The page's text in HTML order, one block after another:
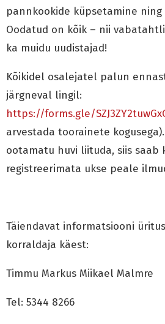
pannkookide küpsetamine
Oodatud on kõik – nii
ka muidu uudistajad!
Kõikidel osalejatel palun
järgneval lingil:
https://forms.gle/
arvestada toorainete
ootamatu huvi liituda, siis saab
registreerimata ukse peale
Täiendavat informatsiooni
korraldaja käest:
Timmu Markus Miikael Malmre
Tel: 5344 8266